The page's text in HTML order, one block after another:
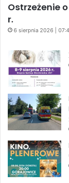
Ostrzeżenie
r.
6 sierpnia 2026 |